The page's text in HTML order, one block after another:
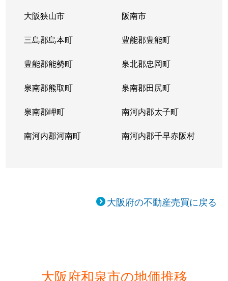
大阪狭山市 阪南市
三島郡島本町 豊能郡豊能町
豊能郡能勢町 泉北郡忠岡町
泉南郡熊取町 泉南郡田尻町
泉南郡岬町 南河内郡太子町
南河内郡河南町 南河内郡千早赤阪村
大阪府の不動産売買に戻る
大阪府和泉市の地価推移